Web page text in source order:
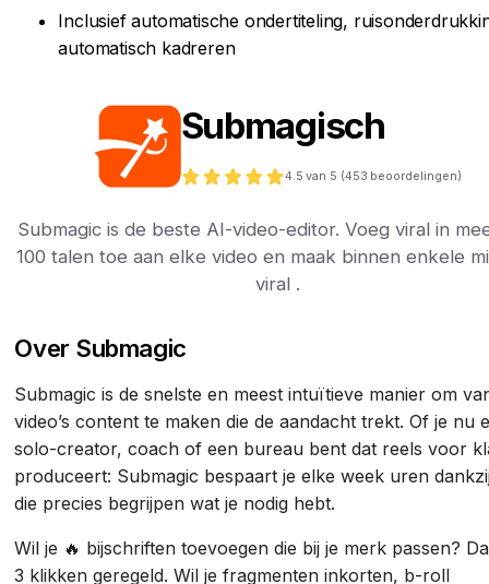
Inclusief automatische ondertiteling,
automatisch kadreren
Submagisch
4.5 van 5 (453 beoordelingen)
Submagic is de beste AI-video-editor. Voeg viral in
100 talen toe aan elke video en maak binnen enkele
viral .
Over Submagic
Submagic is de snelste en meest intuïtieve manier om
video’s content te maken die de aandacht trekt. Of je nu
solo-creator, coach of een bureau bent dat reels voor
produceert: Submagic bespaart je elke week uren
die precies begrijpen wat je nodig hebt.
Wil je 🔥 bijschriften toevoegen die bij je merk passen?
3 klikken geregeld. Wil je fragmenten inkorten, b-roll